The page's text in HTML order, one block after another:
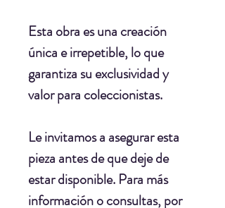
Esta obra es una creación
única e irrepetible, lo que
garantiza su exclusividad y
valor para coleccionistas.
Le invitamos a asegurar esta
pieza antes de que deje de
estar disponible. Para más
información o consultas, por